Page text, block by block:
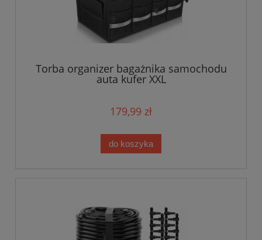
Torba organizer bagażnika samochodu
auta kufer XXL
179,99 zł
do koszyka